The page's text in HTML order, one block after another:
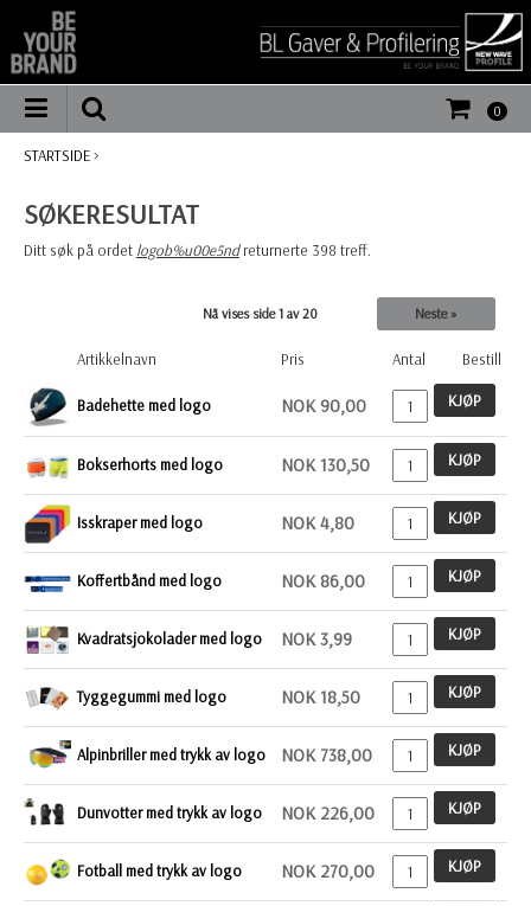
0
STARTSIDE>
SØKERESULTAT
Ditt søk på ordet logob%u00e5ndreturnerte 398 treff.
Nå vises side1av 20 Neste »
Artikkelnavn Pris Antal Bestill
Badehette med logo NOK 90,00 KJØP
Bokserhorts med logo NOK 130,50 KJØP
Isskraper med logo NOK 4,80 KJØP
Koffertbånd med logo NOK 86,00 KJØP
Kvadratsjokolader med logo NOK 3,99 KJØP
Tyggegummi med logo NOK 18,50 KJØP
Alpinbriller med trykk av logo NOK 738,00 KJØP
Dunvotter med trykk av logo NOK 226,00 KJØP
Fotball med trykk av logo NOK 270,00 KJØP